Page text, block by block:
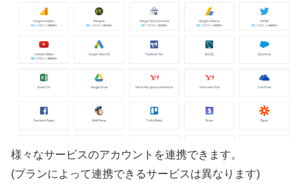
様々なサービスのアカウントを連携できます。
(プランによって連携できるサービスは異なります)